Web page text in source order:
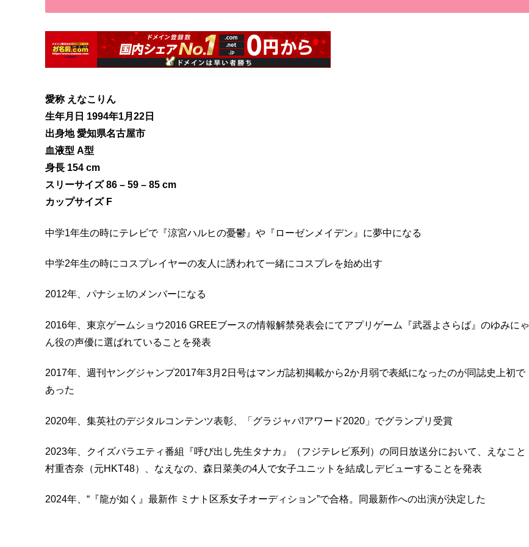
愛称 えなこりん
生年月日 1994年1月22日
出身地 愛知県名古屋市
血液型 A型
身長 154 cm
スリーサイズ 86 – 59 – 85 cm
カップサイズ F
中学1年生の時にテレビで『涼宮ハルヒの憂鬱』や『ローゼンメイデン』に夢中になる
中学2年生の時にコスプレイヤーの友人に誘われて一緒にコスプレを始め出す
2012年、パナシェ!のメンバーになる
2016年、東京ゲームショウ2016 GREEブースの情報解禁発表会にてアプリゲーム『武器よさらば』のゆみにゃ
ん役の声優に選ばれていることを発表
2017年、週刊ヤングジャンプ2017年3月2日号はマンガ誌初掲載から2か月弱で表紙になったのが同誌史上初で
あった
2020年、集英社のデジタルコンテンツ表彰、「グラジャパ!アワード2020」でグランプリ受賞
2023年、クイズバラエティ番組『呼び出し先生タナカ』（フジテレビ系列）の同日放送分において、えなこと
村重杏奈（元HKT48）、なえなの、森日菜美の4人で女子ユニットを結成しデビューすることを発表
2024年、“『龍が如く』最新作 ミナト区系女子オーディション”で合格。同最新作への出演が決定した